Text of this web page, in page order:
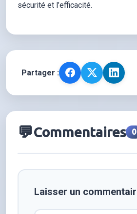
sécurité et l’efficacité.
Partager :
💬Commentaires 0
Laisser un